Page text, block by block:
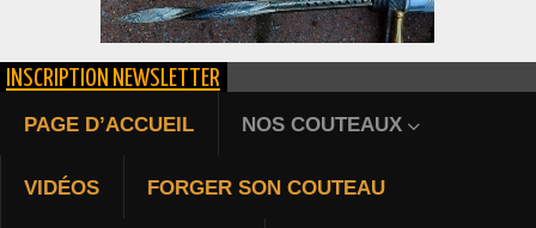
ÉPIEU DE CHASSE FORGÉ
Bienvenue au fil de la
INSCRIPTION NEWSLETTER
PAGE D’ACCUEIL
NOS COUTEAUX
VIDÉOS FORGER SON COUTEAU